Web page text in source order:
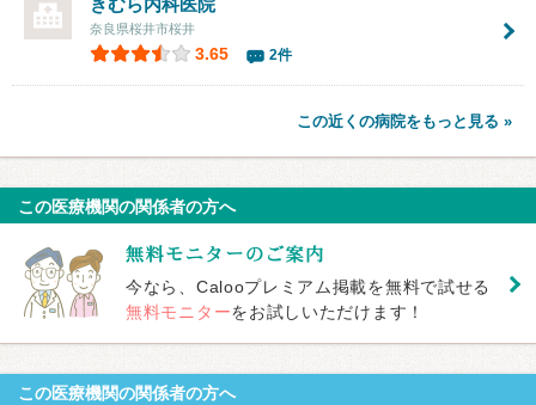
きむら内科医院
奈良県桜井市桜井
3.65 2件
この近くの病院をもっと見る »
この医療機関の関係者の方へ
今なら、Calooプレミアム掲載を無料で試せる
無料モニターをお試しいただけます！
この医療機関の関係者の方へ